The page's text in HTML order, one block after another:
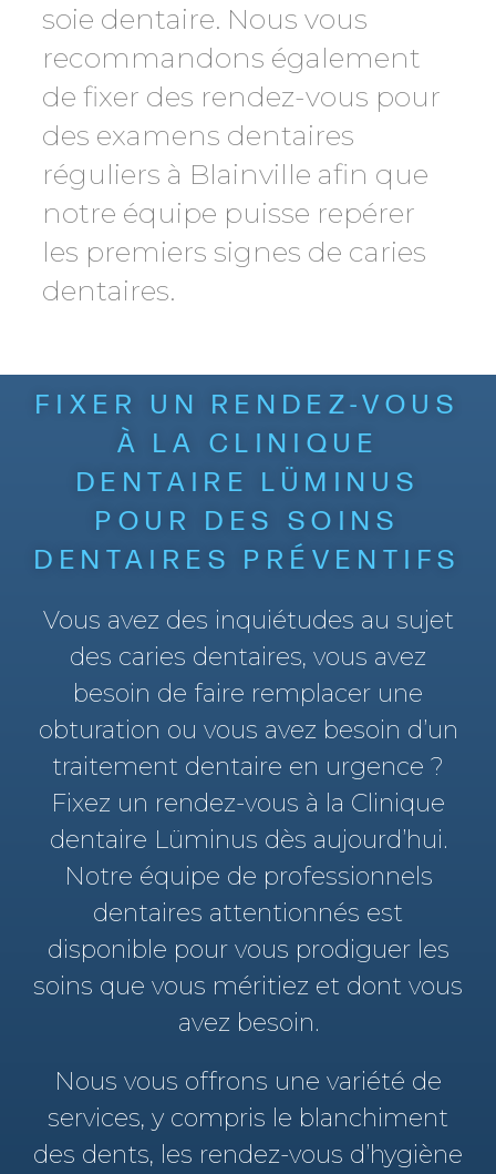
soie dentaire. Nous vous
recommandons également
de fixer des rendez-vous pour
des examens dentaires
réguliers à Blainville afin que
notre équipe puisse repérer
les premiers signes de caries
dentaires.
FIXER UN RENDEZ-VOUS
À LA CLINIQUE
DENTAIRE LÜMINUS
POUR DES SOINS
DENTAIRES PRÉVENTIFS
Vous avez des inquiétudes au sujet
des caries dentaires, vous avez
besoin de faire remplacer une
obturation ou vous avez besoin d’un
traitement dentaire en urgence ?
Fixez un rendez-vous à la Clinique
dentaire Lüminus dès aujourd’hui.
Notre équipe de professionnels
dentaires attentionnés est
disponible pour vous prodiguer les
soins que vous méritiez et dont vous
avez besoin.
Nous vous offrons une variété de
services, y compris le blanchiment
des dents, les rendez-vous d’hygiène